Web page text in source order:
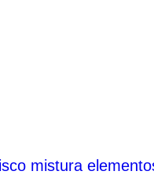
mistura